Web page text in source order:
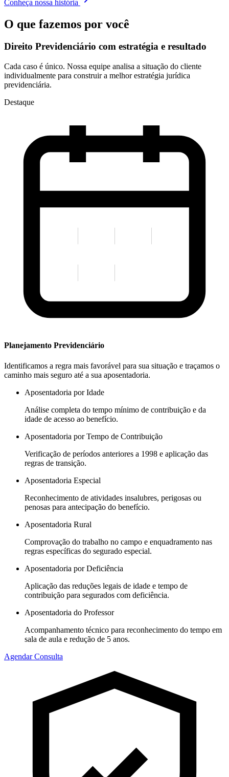
Conheça nossa história
O que fazemos por você
Direito Previdenciário com estratégia e resultado
Cada caso é único. Nossa equipe analisa a situação do cliente
individualmente para construir a melhor estratégia jurídica
previdenciária.
Destaque
Planejamento Previdenciário
Identificamos a regra mais favorável para sua situação e traçamos o
caminho mais seguro até a sua aposentadoria.
Aposentadoria por Idade
Análise completa do tempo mínimo de contribuição e da
idade de acesso ao benefício.
Aposentadoria por Tempo de Contribuição
Verificação de períodos anteriores a 1998 e aplicação das
regras de transição.
Aposentadoria Especial
Reconhecimento de atividades insalubres, perigosas ou
penosas para antecipação do benefício.
Aposentadoria Rural
Comprovação do trabalho no campo e enquadramento nas
regras específicas do segurado especial.
Aposentadoria por Deficiência
Aplicação das reduções legais de idade e tempo de
contribuição para segurados com deficiência.
Aposentadoria do Professor
Acompanhamento técnico para reconhecimento do tempo em
sala de aula e redução de 5 anos.
Agendar Consulta